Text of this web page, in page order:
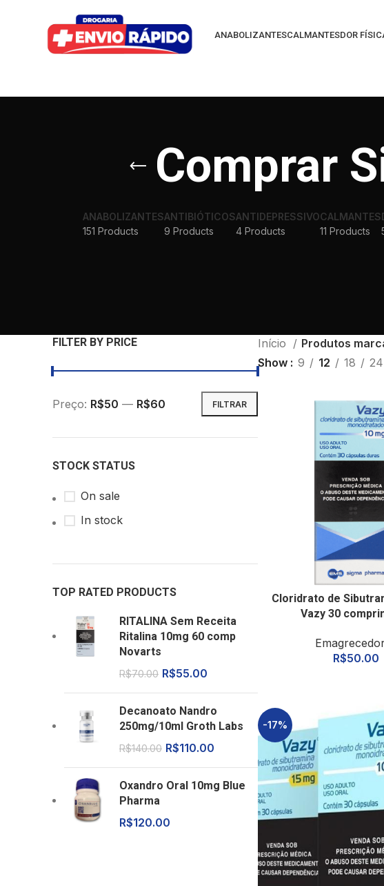
ANABOLIZANTESCALMANTESDOR
Comprar
ANABOLIZANTES
151 Products
ANTIBIÓTICOS
9 Products
ANTIDEPRESSIVO
4 Products
CALMANTES
11 Products
FILTER BY PRICE
FILTRAR
Preço: R$50 — R$60
STOCK STATUS
On sale
In stock
TOP RATED PRODUCTS
RITALINA Sem Receita
Ritalina 10mg 60 comp
Novarts
R$70.00 R$55.00
Decanoato Nandro
250mg/10ml Groth Labs
R$140.00 R$110.00
Oxandro Oral 10mg Blue
Pharma
R$120.00
Início
Produtos
Show
9 12 18 24
Cloridrato de
Vazy 30
R$50.00
-17%